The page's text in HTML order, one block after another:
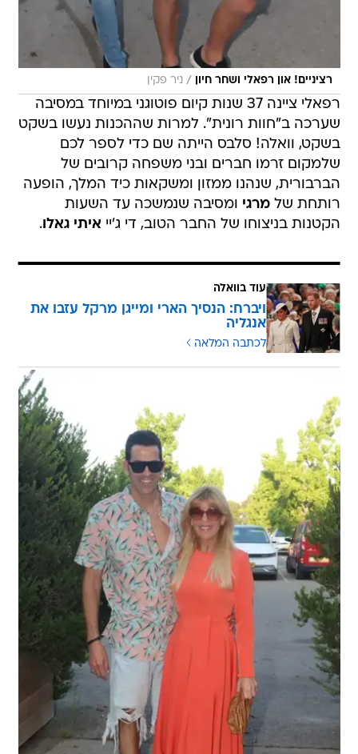
רציניים! און רפאלי ושחר חיון / ניר פקין
רפאלי ציינה 37 שנות קיום פוטוגני במיוחד במסיבה
שערכה ב"חוות רונית". למרות שההכנות נעשו בשקט
בשקט, וואלה! סלבס הייתה שם כדי לספר לכם
שלמקום זרמו חברים ובני משפחה קרובים של
הברבורית, שנהנו ממזון ומשקאות כיד המלך, הופעה
רותחת שלמרגי ומסיבה שנמשכה עד השעות
הקטנות בניצוחו של החבר הטוב, די ג'יי איתי גאלו.
עוד בוואלה
ויברח: הנסיך הארי ומייגן מרקל עזבו את
אנגליה
לכתבה המלאה